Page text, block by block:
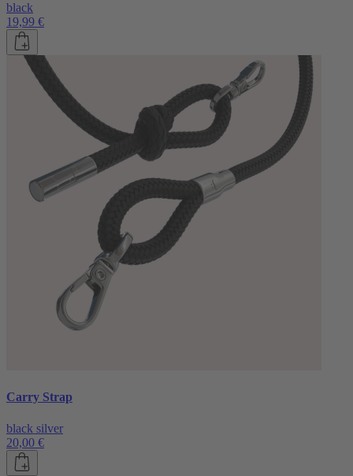
black
19,99 €
Carry Strap
black silver
20,00 €